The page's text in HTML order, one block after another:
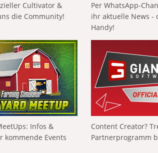
Cultivator &
die Community!
Per WhatsApp-
ihr aktuelle News -
Handy!
Infos &
kommende Events
Content Creator?
Partnerprogramm